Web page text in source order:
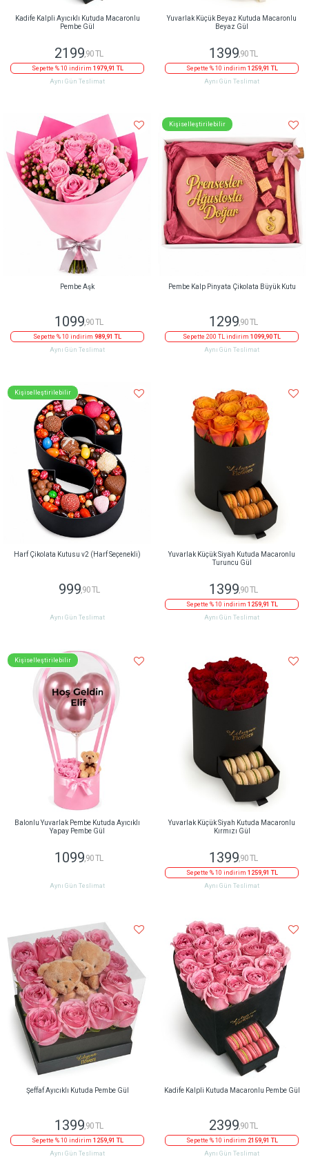
Kadife Kalpli Ayıcıklı Kutuda Macaronlu
Pembe Gül
2199,90 TL
Sepette % 10 indirim 1979,91 TL
Aynı Gün Teslimat
Yuvarlak Küçük Beyaz Kutuda Macaronlu
Beyaz Gül
1399,90 TL
Sepette % 10 indirim 1259,91 TL
Aynı Gün Teslimat
Pembe Aşk
1099,90 TL
Sepette % 10 indirim 989,91 TL
Aynı Gün Teslimat
Kişiselleştirilebilir
Pembe Kalp Pinyata Çikolata Büyük Kutu
1299,90 TL
Sepette 200 TL indirim 1099,90 TL
Aynı Gün Teslimat
Kişiselleştirilebilir
Harf Çikolata Kutusu v2 (Harf Seçenekli)
999,90 TL
Aynı Gün Teslimat
Yuvarlak Küçük Siyah Kutuda Macaronlu
Turuncu Gül
1399,90 TL
Sepette % 10 indirim 1259,91 TL
Aynı Gün Teslimat
Kişiselleştirilebilir
Balonlu Yuvarlak Pembe Kutuda Ayıcıklı
Yapay Pembe Gül
1099 ,90 TL
Aynı Gün Teslimat
Yuvarlak Küçük Siyah Kutuda Macaronlu
Kırmızı Gül
1399 ,90 TL
Sepette % 10 indirim 1259,91 TL
Aynı Gün Teslimat
Şeffaf Ayıcıklı Kutuda Pembe Gül
1399,90 TL
Sepette % 10 indirim 1259,91 TL
Aynı Gün Teslimat
Kadife Kalpli Kutuda Macaronlu Pembe Gül
2399,90 TL
Sepette % 10 indirim 2159,91 TL
Aynı Gün Teslimat